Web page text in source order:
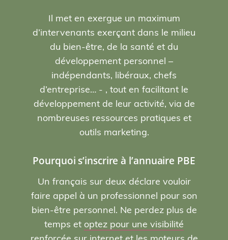
Il met en exergue un maximum
d’intervenants exerçant dans le milieu
du bien-être, de la santé et du
développement personnel –
indépendants, libéraux, chefs
d’entreprise… - , tout en facilitant le
développement de leur activité, via de
nombreuses ressources pratiques et
outils marketing.
Pourquoi s’inscrire à l’annuaire PBE
Un français sur deux déclare vouloir
faire appel à un professionnel pour son
bien-être personnel. Ne perdez plus de
temps et optez pour une visibilité